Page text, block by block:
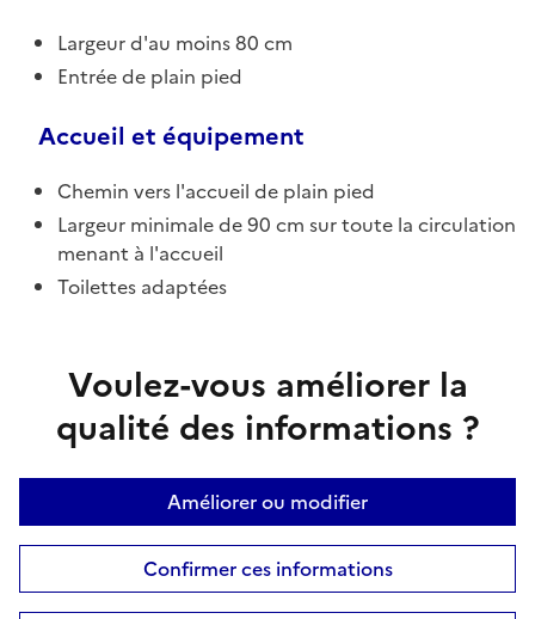
Largeur d'au moins 80 cm
Entrée de plain pied
Accueil et équipement
Chemin vers l'accueil de plain pied
Largeur minimale de 90 cm sur toute la circulation
menant à l'accueil
Toilettes adaptées
Voulez-vous améliorer la
qualité des informations ?
Améliorer ou modifier
Confirmer ces informations